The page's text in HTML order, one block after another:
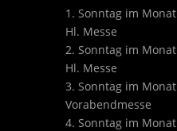
1. Sonntag im
Hl. Messe
2. Sonntag im
Hl. Messe
3. Sonntag im
Vorabendmesse
4. Sonntag im